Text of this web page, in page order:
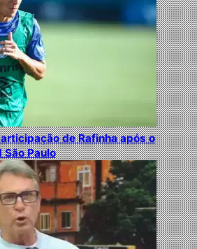
de Rafinha após o
São Paulo